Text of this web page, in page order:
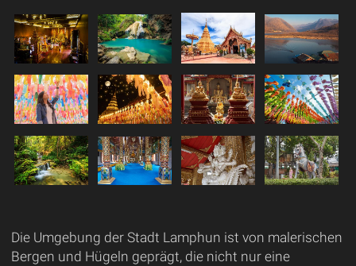
Die Umgebung der Stadt Lamphun ist von malerischen
Bergen und Hügeln geprägt, die nicht nur eine